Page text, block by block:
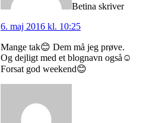
Betina skriver
6. maj 2016 kl. 10:25
Mange tak😊 Dem må jeg prøve.
Og dejligt med et blognavn også☺️
Forsat god weekend😊